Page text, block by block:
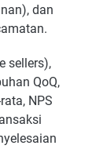
dan
sellers),
QoQ,
NPS